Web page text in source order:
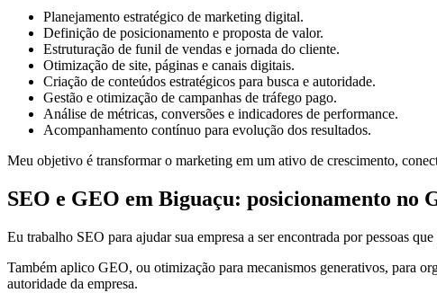
Planejamento estratégico de marketing digital.
Definição de posicionamento e proposta de valor.
Estruturação de funil de vendas e jornada do cliente.
Otimização de site, páginas e canais digitais.
Criação de conteúdos estratégicos para busca e autoridade.
Gestão e otimização de campanhas de tráfego pago.
Análise de métricas, conversões e indicadores de performance.
Acompanhamento contínuo para evolução dos resultados.
Meu objetivo é transformar o marketing em um ativo de crescimento,
SEO e GEO em Biguaçu: posicionamento no
Eu trabalho SEO para ajudar sua empresa a ser encontrada por pessoas
Também aplico GEO, ou otimização para mecanismos generativos, para
autoridade da empresa.